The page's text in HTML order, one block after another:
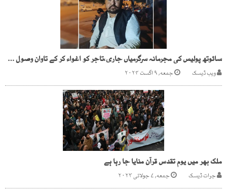
سائوتھ پولیس کی مجرمانہ سرگرمیاں جاری،تاجر کو اغواء کر کے تاوان وصول کرلیا
ویب ڈیسک جمعه, ۹ اگست ۲۰۲۴
ملک بھر میں یوم تقدس قرآن منایا جا رہا ہے
جرات ڈیسک جمعه, ۷ جولائی ۲۰۲۳